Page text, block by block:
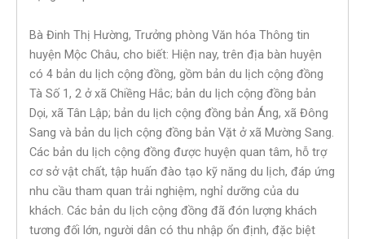
Bà Đinh Thị Hường, Trưởng phòng Văn hóa Thông tin
huyện Mộc Châu, cho biết: Hiện nay, trên địa bàn huyện
có 4 bản du lịch cộng đồng, gồm bản du lịch cộng đồng
Tà Số 1, 2 ở xã Chiềng Hắc; bản du lịch cộng đồng bản
Dọi, xã Tân Lập; bản du lịch cộng đồng bản Áng, xã Đông
Sang và bản du lịch cộng đồng bản Vặt ở xã Mường Sang.
Các bản du lịch cộng đồng được huyện quan tâm, hỗ trợ
cơ sở vật chất, tập huấn đào tạo kỹ năng du lịch, đáp ứng
nhu cầu tham quan trải nghiệm, nghỉ dưỡng của du
khách. Các bản du lịch cộng đồng đã đón lượng khách
tương đối lớn, người dân có thu nhập ổn định, đặc biệt